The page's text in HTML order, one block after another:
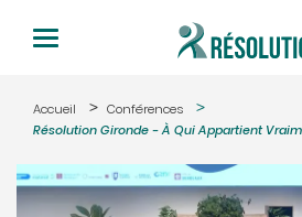
Accueil
Conférences
Résolution Gironde - À Qui Appartient